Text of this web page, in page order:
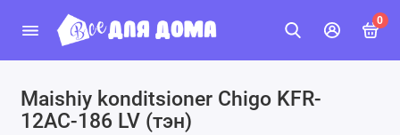
0
Maishiy konditsioner Chigo KFR-
12AC-186 LV (тэн)